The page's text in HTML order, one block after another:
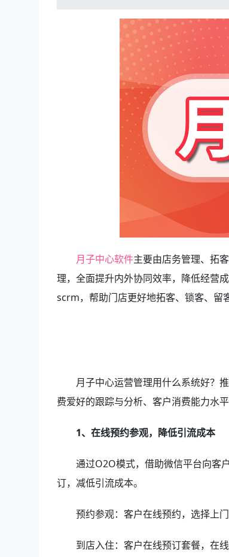
月子中心软件主要由店务管理、拓
理，全面提升内外协同效率，降低经营
scrm，帮助门店更好地拓客、锁客、留
月子中心运营管理用什么系统好？
费爱好的跟踪与分析、客户消费能力水
1、在线预约参观，降低引流成本
通过O2O模式，借助微信平台向客
订，减低引流成本。
预约参观：客户在线预约，选择上
到店入住：客户在线预订套餐，在